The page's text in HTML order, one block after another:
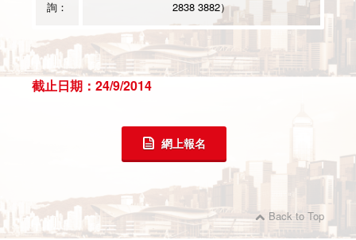
詢：
2838 3882）
截止日期：24/9/2014
網上報名
Back to Top